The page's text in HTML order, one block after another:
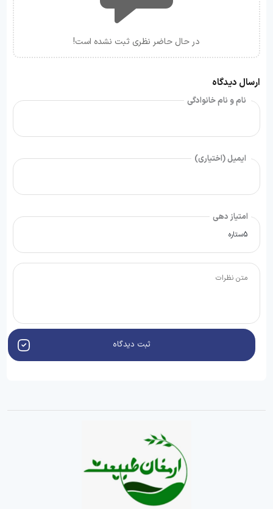
در حال حاضر نظری ثبت نشده است!
ارسال دیدگاه
نام و نام خانوادگی
ایمیل (اختیاری)
امتیاز دهی
ثبت دیدگاه